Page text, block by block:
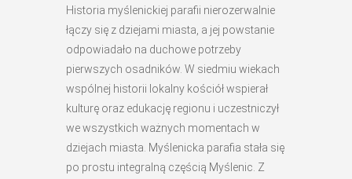
Historia myślenickiej parafii nierozerwalnie
łączy się z dziejami miasta, a jej powstanie
odpowiadało na duchowe potrzeby
pierwszych osadników. W siedmiu wiekach
wspólnej historii lokalny kościół wspierał
kulturę oraz edukację regionu i uczestniczył
we wszystkich ważnych momentach w
dziejach miasta. Myślenicka parafia stała się
po prostu integralną częścią Myślenic. Z